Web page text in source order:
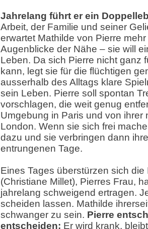
Jahrelang führt er ein
Arbeit, der Familie und seiner
erwartet Mathilde von Pierre
Augenblicke der Nähe – sie will
Leben. Da sich Pierre nicht ganz
kann, legt sie für die flüchtigen
ausserhalb des Alltags klare
sein Leben. Pierre soll spontan
vorschlagen, die weit genug
Umgebung in Paris und von ihrer
London. Wenn sie sich frei
dazu und sie verbringen dann
entrungenen Tage.
Eines Tages überstürzen sich
(Christiane Millet), Pierres Frau,
jahrelang schweigend ertragen.
scheiden lassen. Mathilde
schwanger zu sein. Pierre
entscheiden: Er wird krank,